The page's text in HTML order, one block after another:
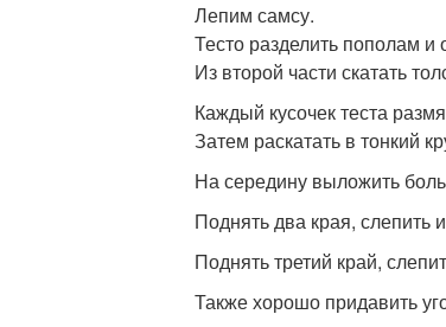
Лепим самсу.
Тесто разделить пополам и
Из второй части скатать
Каждый кусочек теста
Затем раскатать в тонкий
На середину выложить
Поднять два края, слепить
Поднять третий край,
Также хорошо придавить